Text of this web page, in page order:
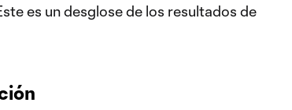
es un desglose de los resultados de